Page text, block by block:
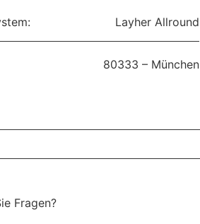
Layher Allround
80333 – München
Fragen?